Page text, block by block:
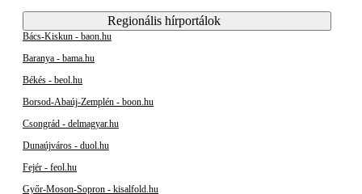
Regionális hírportálok
Bács-Kiskun - baon.hu
Baranya - bama.hu
Békés - beol.hu
Borsod-Abaúj-Zemplén - boon.hu
Csongrád - delmagyar.hu
Dunaújváros - duol.hu
Fejér - feol.hu
Győr-Moson-Sopron - kisalfold.hu